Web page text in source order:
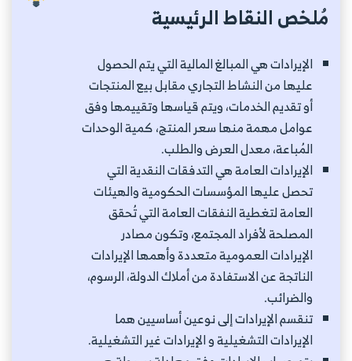
مُلخص النقاط الرئيسية
الإيرادات هي المبالغ المالية التي يتم الحصول
عليها من النشاط التجاري مقابل بيع المنتجات
أو تقديم الخدمات، ويتم قياسها وتقييمها وفق
عوامل مهمة منها سعر المنتج، كمية الوحدات
المُباعة، معدل العرض والطلب.
الإيرادات العامة هي التدفقات النقدية التي
تحصل عليها المؤسسات الحكومية والهيئات
العامة لتغطية النفقات العامة التي تُحقق
المصلحة لأفراد المجتمع، وتكون مصادر
الإيرادات العمومية متعددة وأهمها الإيرادات
الناتجة عن الاستفادة من أملاك الدولة، الرسوم،
والضرائب.
تنقسم الإيرادات إلى نوعين أساسيين هما
الإيرادات التشغيلية و الإيرادات غير التشغيلية.